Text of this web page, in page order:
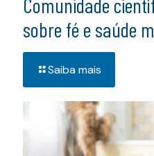
Comunidade
sobre fé e saúde
Saiba mais